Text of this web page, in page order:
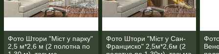
Фото Штори "Міст у парку"
2,5 м*2,6 м (2 полотна по
Фото Штори "Міст у Сан-
Франциско" 2,5м*2,6м (2